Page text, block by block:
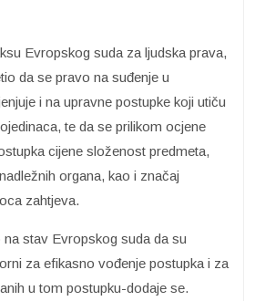
Evropskog suda za ljudska prava,
da se pravo na suđenje u
i na upravne postupke koji utiču
te da se prilikom ocjene
cijene složenost predmeta,
organa, kao i značaj
zahtjeva.
na stav Evropskog suda da su
za efikasno vođenje postupka i za
u tom postupku-dodaje se.